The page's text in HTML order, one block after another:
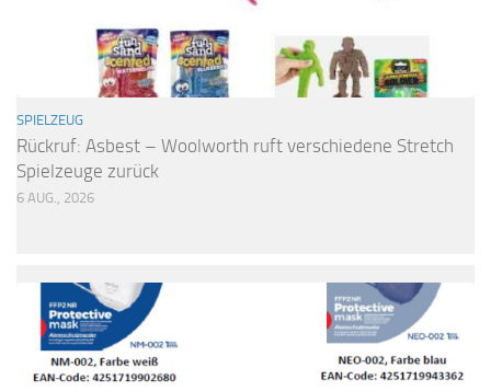
SPIELZEUG
Rückruf: Asbest – Woolworth ruft verschiedene Stretch
Spielzeuge zurück
6 AUG., 2026